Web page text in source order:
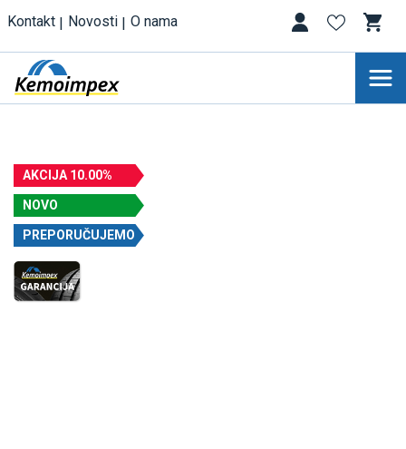
Kontakt Novosti O nama
AKCIJA 10.00%
NOVO
PREPORUČUJEMO